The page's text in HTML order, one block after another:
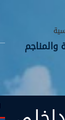
والمناجم